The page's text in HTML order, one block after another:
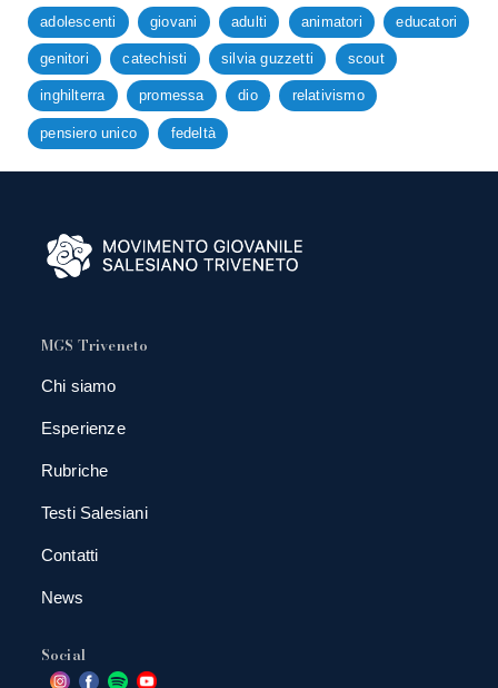
adolescenti giovani adulti animatori educatori
genitori catechisti silvia guzzetti scout
inghilterra promessa dio relativismo
pensiero unico fedeltà
MGS Triveneto
Chi siamo
Esperienze
Rubriche
Testi Salesiani
Contatti
News
Social